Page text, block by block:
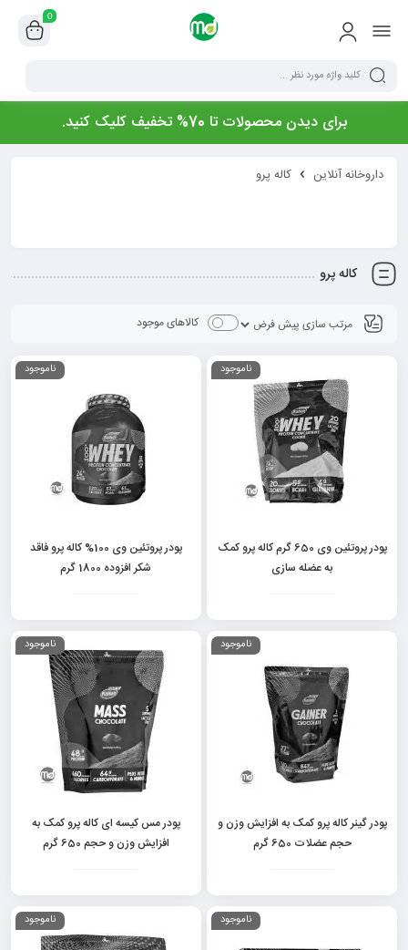
0
برای دیدن محصولات تا 70% تخفیف کلیک کنید.
داروخانه آنلاین کاله پرو
کاله پرو
کالاهای موجود
ناموجود
پودر پروتئین وی 650 گرم کاله پرو کمک
به عضله سازی
ناموجود
پودر پروتئین وی 100% کاله پرو فاقد
شکر افزوده 1800 گرم
ناموجود
پودر گینر کاله پرو کمک به افزایش وزن و
حجم عضلات 650 گرم
ناموجود
پودر مس کیسه ای کاله پرو کمک به
افزایش وزن و حجم 650 گرم
ناموجود ناموجود